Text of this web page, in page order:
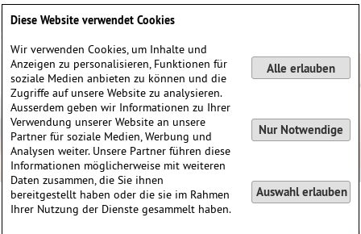
Diese Website verwendet Cookies
Wir verwenden Cookies, um Inhalte und
Anzeigen zu personalisieren, Funktionen für
soziale Medien anbieten zu können und die
Zugriffe auf unsere Website zu analysieren.
Ausserdem geben wir Informationen zu Ihrer
Verwendung unserer Website an unsere
Partner für soziale Medien, Werbung und
Analysen weiter. Unsere Partner führen diese
Informationen möglicherweise mit weiteren
Daten zusammen, die Sie ihnen
bereitgestellt haben oder die sie im Rahmen
Ihrer Nutzung der Dienste gesammelt haben.
Alle erlauben
Nur Notwendige
Auswahl erlauben